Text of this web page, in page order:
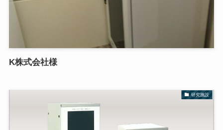
K株式会社様
研究施設